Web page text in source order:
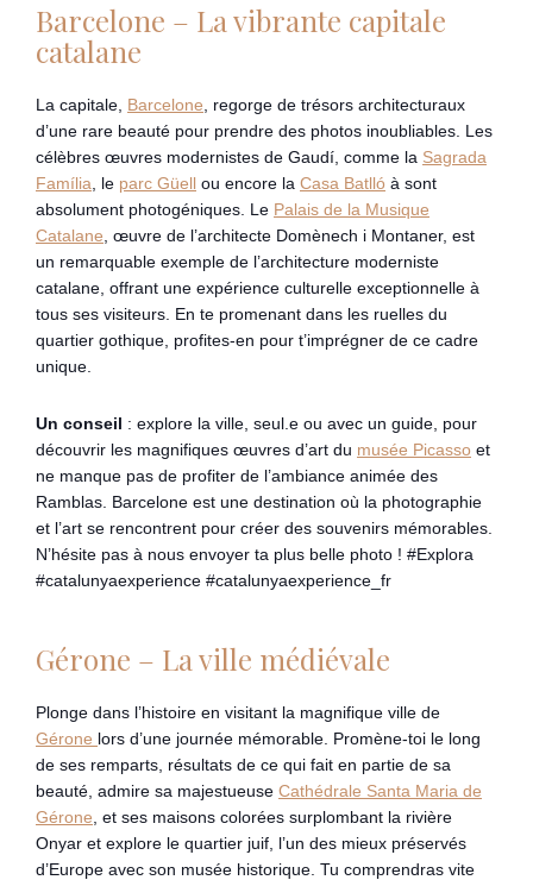
Barcelone – La vibrante capitale
catalane
La capitale, Barcelone, regorge de trésors architecturaux
d’une rare beauté pour prendre des photos inoubliables. Les
célèbres œuvres modernistes de Gaudí, comme la Sagrada
Família, le parc Güell ou encore la Casa Batlló à sont
absolument photogéniques. Le Palais de la Musique
Catalane, œuvre de l’architecte Domènech i Montaner, est
un remarquable exemple de l’architecture moderniste
catalane, offrant une expérience culturelle exceptionnelle à
tous ses visiteurs. En te promenant dans les ruelles du
quartier gothique, profites-en pour t’imprégner de ce cadre
unique.
Un conseil : explore la ville, seul.e ou avec un guide, pour
découvrir les magnifiques œuvres d’art du musée Picasso et
ne manque pas de profiter de l’ambiance animée des
Ramblas. Barcelone est une destination où la photographie
et l’art se rencontrent pour créer des souvenirs mémorables.
N’hésite pas à nous envoyer ta plus belle photo ! #Explora
#catalunyaexperience #catalunyaexperience_fr
Gérone – La ville médiévale
Plonge dans l’histoire en visitant la magnifique ville de
Gérone lors d’une journée mémorable. Promène-toi le long
de ses remparts, résultats de ce qui fait en partie de sa
beauté, admire sa majestueuse Cathédrale Santa Maria de
Gérone , et ses maisons colorées surplombant la rivière
Onyar et explore le quartier juif, l’un des mieux préservés
d’Europe avec son musée historique. Tu comprendras vite